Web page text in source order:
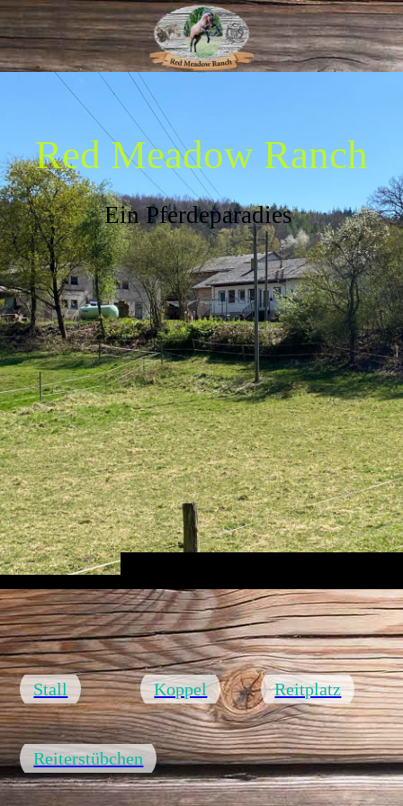
Red Meadow Ranch
Ein Pferdeparadies
Stall Koppel Reitplatz
Reiterstübchen